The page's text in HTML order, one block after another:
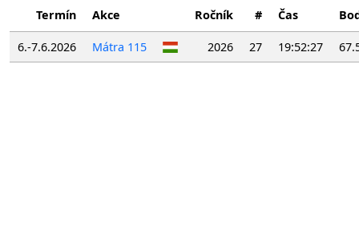
Termín Akce Ročník # Čas
6.-7.6.2026 Mátra 115 2026 27 19:52:27